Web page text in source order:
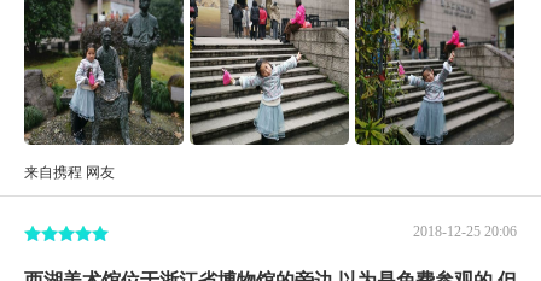
来自携程 网友
2018-12-25 20:06